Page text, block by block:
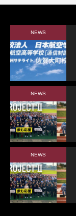
NEWS
NEWS
NEWS